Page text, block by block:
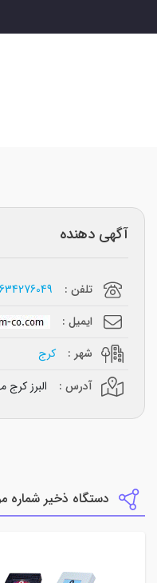
آگهی دهنده
تلفن :
ایمیل :
شهر :
کرج
آدرس :
البرز کرج
دستگاه ذخیر شماره